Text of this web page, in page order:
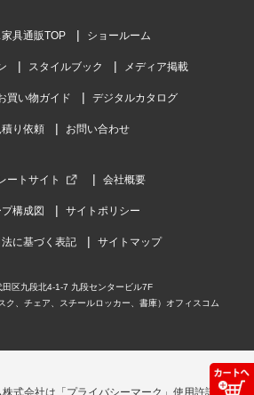
具通販TOP ショールーム
スタイルブック メディア掲載
買い物ガイド デジタルカタログ
積り依頼 お問い合わせ
ートサイト 会社概要
構成図 サイトポリシー
に基づく表記 サイトマップ
田区九段北4-1-7 九段センタービル7F
ク、チェア、スチールロッカー、書庫）オフィスコム
株式会社は「プライバシーマーク」使用許諾事